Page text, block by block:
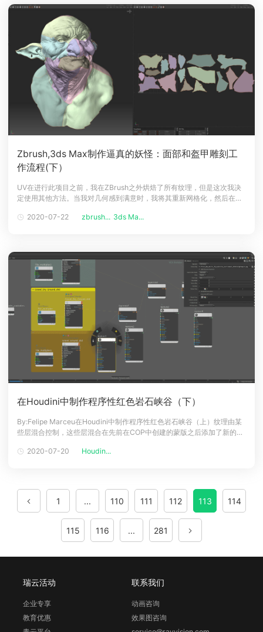
Zbrush,3ds Max制作逼真的妖怪：面部和盔甲雕刻工
作流程(下）
UV在进行此项目之前，我在ZBrush之外烘焙了所有纹理，但是这次我决
定使用其他方法。当我对几何感到满意时，我将其重新网格化，然后在
分，并从旧网格中投影出必要的细节。从这里开始，我开始使用HD
2020-07-22 zbrush... 3ds Ma...
在Houdini中制作程序性红色岩石峡谷（下）
By:Felipe Marceu在Houdini中制作程序性红色岩石峡谷（上）纹理由某
些层混合控制，这些层混合在先前在COP中创建的蒙版之后添加了新的材
描述）。咒语分层材质设置创建这些地图后，我们可以为主要地形着色。
2020-07-20 Houdin...
1 ... 110 111 112 113 114
115 116 ... 281
瑞云活动
企业专享
教育优惠
联系我们
动画咨询
效果图咨询